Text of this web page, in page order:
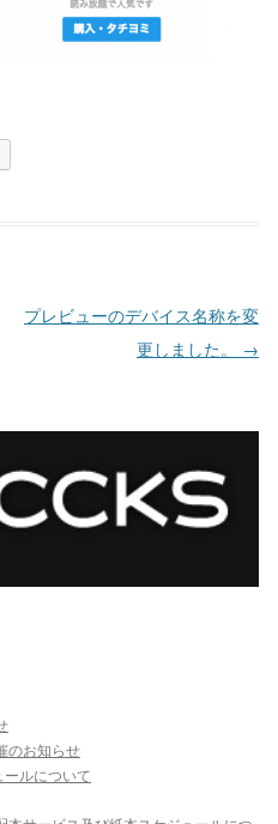
プレビューのデバイス名称を変
更しました。 →
のお知らせ
ルについて